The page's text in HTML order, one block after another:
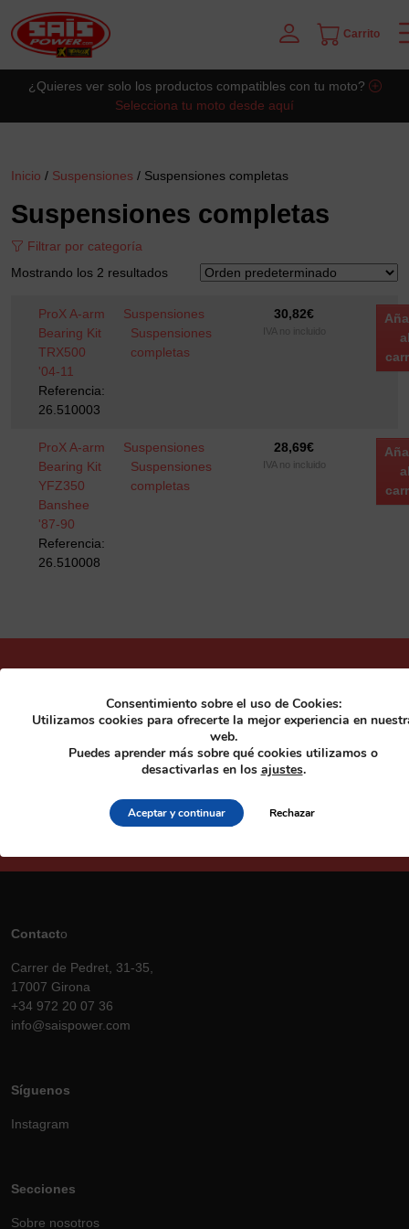
Carrito
¿Quieres ver solo los productos compatibles con tu moto?
Selecciona tu moto desde aquí
Inicio / Suspensiones / Suspensiones completas
Suspensiones completas
Filtrar por categoría
Mostrando los 2 resultados
ProX A-arm
Bearing Kit
TRX500
'04-11
Referencia:
26.510003
Suspensiones
Suspensiones
completas
30,82€
IVA no incluido
ProX A-arm
Bearing Kit
YFZ350
Banshee
'87-90
Referencia:
26.510008
Suspensiones
Suspensiones
completas
28,69€
IVA no incluido
Regístrate como cliente para obtener un
10% de descuento en todos nuestros
productos.
Registrarse
Contacto
Carrer de Pedret, 31-35,
17007 Girona
+34 972 20 07 36
info@saispower.com
Síguenos
Instagram
Secciones
Sobre nosotros
Consentimiento sobre el uso de Cookies:
Utilizamos cookies para ofrecerte la mejor experiencia en
web.
Puedes aprender más sobre qué cookies utilizamos o
desactivarlas en los ajustes.
Aceptar y continuar Rechazar